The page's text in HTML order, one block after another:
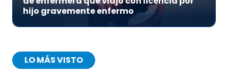
hijo gravemente enfermo
LO MÁS VISTO